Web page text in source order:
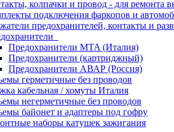
колпачки и провод - для ремонта
подключения фаркопов и
предохранителей, контакты и
Предохранители MTA (Италия)
Предохранители (картриджный)
Предохранители АВАР (Россия)
герметичные без проводов
кабельная / хомуты Италия
негерметичные без проводов
байонет и адаптеры под гофру
наборы катушек зажигания